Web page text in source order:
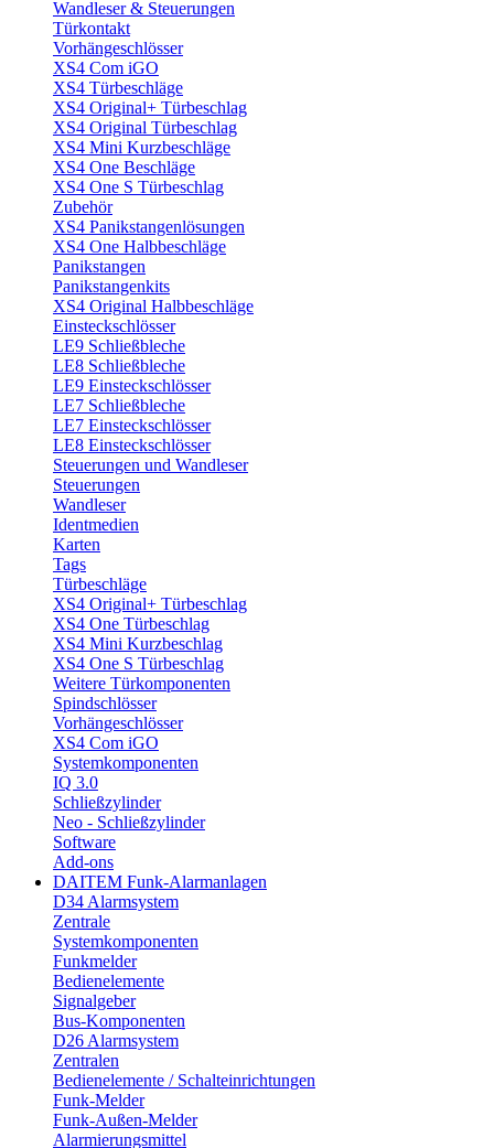
Wandleser & Steuerungen
Türkontakt
Vorhängeschlösser
XS4 Com iGO
XS4 Türbeschläge
XS4 Original+ Türbeschlag
XS4 Original Türbeschlag
XS4 Mini Kurzbeschläge
XS4 One Beschläge
XS4 One S Türbeschlag
Zubehör
XS4 Panikstangenlösungen
XS4 One Halbbeschläge
Panikstangen
Panikstangenkits
XS4 Original Halbbeschläge
Einsteckschlösser
LE9 Schließbleche
LE8 Schließbleche
LE9 Einsteckschlösser
LE7 Schließbleche
LE7 Einsteckschlösser
LE8 Einsteckschlösser
Steuerungen und Wandleser
Steuerungen
Wandleser
Identmedien
Karten
Tags
Türbeschläge
XS4 Original+ Türbeschlag
XS4 One Türbeschlag
XS4 Mini Kurzbeschlag
XS4 One S Türbeschlag
Weitere Türkomponenten
Spindschlösser
Vorhängeschlösser
XS4 Com iGO
Systemkomponenten
IQ 3.0
Schließzylinder
Neo - Schließzylinder
Software
Add-ons
DAITEM Funk-Alarmanlagen
D34 Alarmsystem
Zentrale
Systemkomponenten
Funkmelder
Bedienelemente
Signalgeber
Bus-Komponenten
D26 Alarmsystem
Zentralen
Bedienelemente / Schalteinrichtungen
Funk-Melder
Funk-Außen-Melder
Alarmierungsmittel